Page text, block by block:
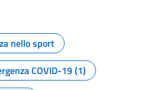
della pagina
nello sport
COVID-19 (1)